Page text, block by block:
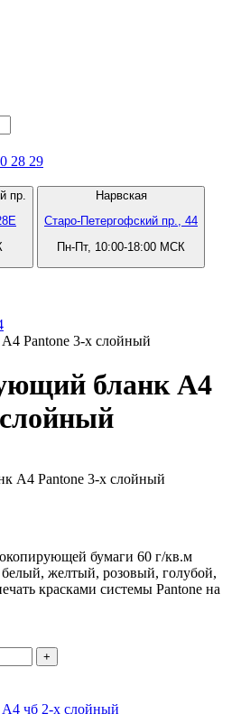
28 29
пр.
Нарвская
Старо-Петергофский пр., 44
Пн-Пт, 10:00-18:00 МСК
Pantone 3-x слойный
бланк А4
бумаги 60 г/кв.м
желтый, розовый, голубой,
красками системы Pantone на
+
чб 2-x слойный